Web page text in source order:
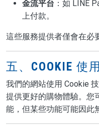
金流平台 ：如 LINE
上付款。
這些服務提供者僅會在必
五、COOKIE 使
我們的網站使用 Cookie
提供更好的購物體驗。您
能，但某些功能可能因此